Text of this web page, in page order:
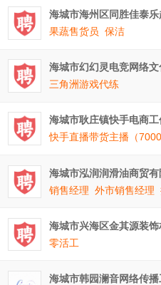
海城市海州区同胜佳泰乐
果蔬售货员 保洁
海城市幻幻灵电竞网络
三角洲游戏代练
海城市耿庄镇快手电商工
快手直播带货主播（
海城市泓润润滑油商贸有
销售经理 外市销售经理
海城市兴海区金其源装
零活工
海城市韩园澜音网络传